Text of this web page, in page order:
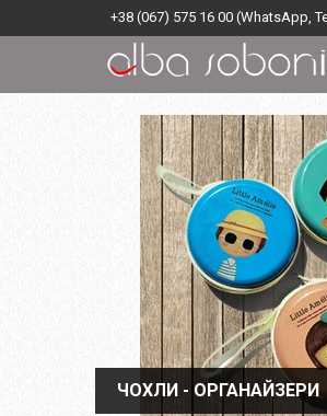
+38 (067) 575 16 00 (WhatsApp,
ЧОХЛИ - ОРГАНАЙЗЕРИ
ЧОХЛИ - ОРГАНАЙЗЕРИ